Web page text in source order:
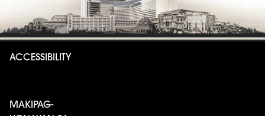
ACCESSIBILITY
MAKIPAG-